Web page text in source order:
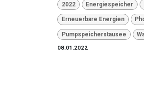
2022 Energiespeicher
Erneuerbare Energien
Pumpspeicherstausee
08.01.2022